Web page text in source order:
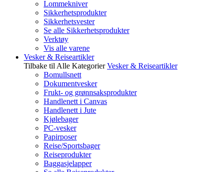
Lommekniver
Sikkerhetsprodukter
Sikkerhetsvester
Se alle Sikkerhetsprodukter
Verktøy
Vis alle varene
Vesker & Reiseartikler
Tilbake til Alle Kategorier Vesker & Reiseartikler
Bomullsnett
Dokumentvesker
Frukt- og grønnsaksprodukter
Handlenett i Canvas
Handlenett i Jute
Kjølebager
PC-vesker
Papirposer
Reise/Sportsbager
Reiseprodukter
Baggasjelapper